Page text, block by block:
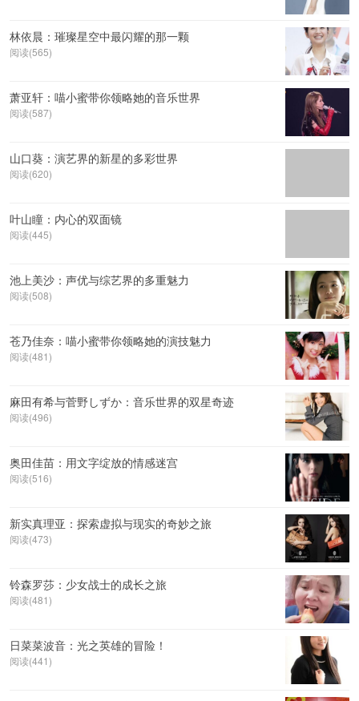
林依晨：璀璨星空中最闪耀的那一颗
阅读(565)
萧亚轩：喵小蜜带你领略她的音乐世界
阅读(587)
山口葵：演艺界的新星的多彩世界
阅读(620)
叶山瞳：内心的双面镜
阅读(445)
池上美沙：声优与综艺界的多重魅力
阅读(508)
苍乃佳奈：喵小蜜带你领略她的演技魅力
阅读(481)
麻田有希与菅野しずか：音乐世界的双星奇迹
阅读(496)
奥田佳苗：用文字绽放的情感迷宫
阅读(516)
新实真理亚：探索虚拟与现实的奇妙之旅
阅读(473)
铃森罗莎：少女战士的成长之旅
阅读(481)
日菜菜波音：光之英雄的冒险！
阅读(441)